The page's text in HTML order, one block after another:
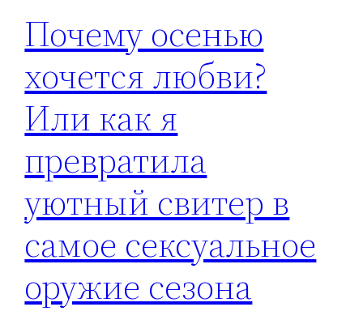
Почему осенью
хочется любви?
Или как я
превратила
уютный свитер в
самое сексуальное
оружие сезона